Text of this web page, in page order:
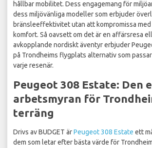
hållbar mobilitet. Dess engagemang för
dess miljövänliga modeller som erbjuder
bränsleeffektivitet utan att kompromissa
komfort. Så oavsett om det är en affärsresa
avkopplande nordiskt äventyr erbjuder
på Trondheims flygplats alternativ som
varje resenär.
Peugeot 308 Estate: Den
arbetsmyran för
terräng
Drivs av BUDGET ärPeugeot 308 Estate ett
dem som letar efter bästa värde för